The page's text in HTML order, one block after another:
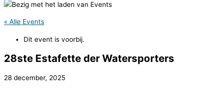
« Alle Events
Dit event is voorbij.
28ste Estafette der Watersporters
28 december, 2025